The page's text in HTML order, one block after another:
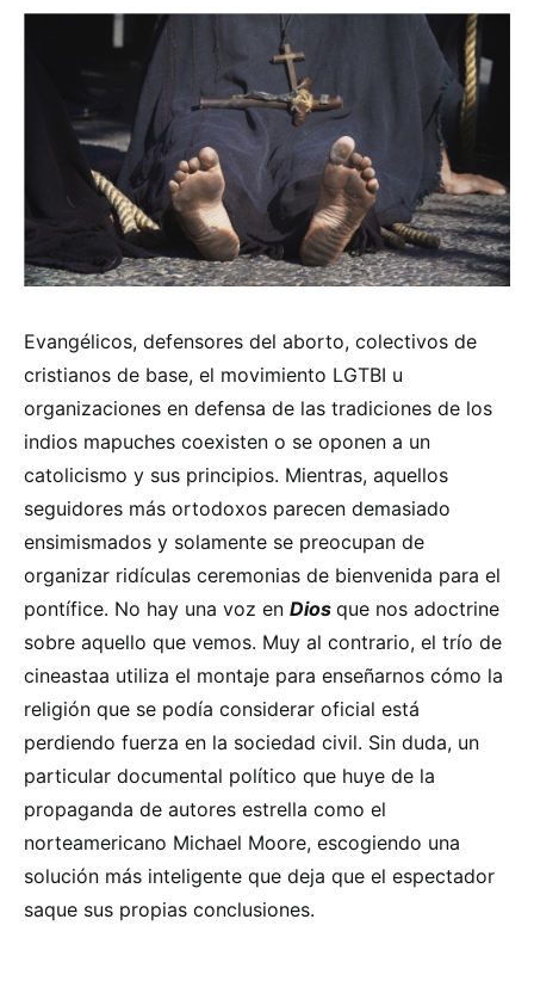
Evangélicos, defensores del aborto, colectivos de
cristianos de base, el movimiento LGTBI u
organizaciones en defensa de las tradiciones de los
indios mapuches coexisten o se oponen a un
catolicismo y sus principios. Mientras, aquellos
seguidores más ortodoxos parecen demasiado
ensimismados y solamente se preocupan de
organizar ridículas ceremonias de bienvenida para el
pontífice. No hay una voz en Dios que nos adoctrine
sobre aquello que vemos. Muy al contrario, el trío de
cineastaa utiliza el montaje para enseñarnos cómo la
religión que se podía considerar oficial está
perdiendo fuerza en la sociedad civil. Sin duda, un
particular documental político que huye de la
propaganda de autores estrella como el
norteamericano Michael Moore, escogiendo una
solución más inteligente que deja que el espectador
saque sus propias conclusiones.